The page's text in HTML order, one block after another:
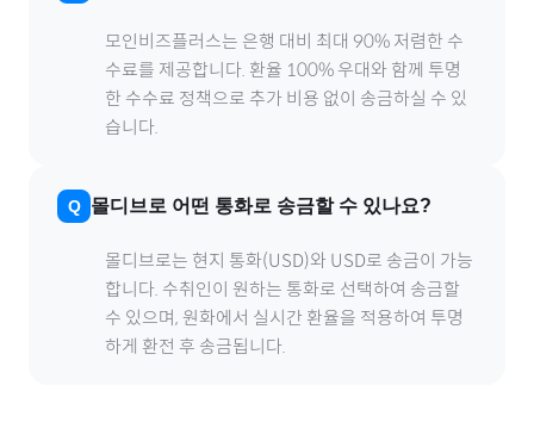
모인비즈플러스는 은행 대비 최대 90% 저렴한 수
수료를 제공합니다. 환율 100% 우대와 함께 투명
한 수수료 정책으로 추가 비용 없이 송금하실 수 있
습니다.
몰디브로 어떤 통화로 송금할 수 있나요?
몰디브로는 현지 통화(USD)와 USD로 송금이 가능
합니다. 수취인이 원하는 통화로 선택하여 송금할
수 있으며, 원화에서 실시간 환율을 적용하여 투명
하게 환전 후 송금됩니다.